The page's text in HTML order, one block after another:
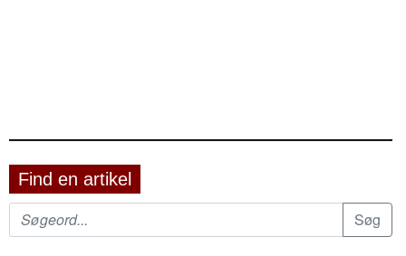
Find en artikel